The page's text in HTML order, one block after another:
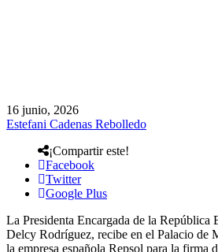
16 junio, 2026
Estefani Cadenas Rebolledo
¡Compartir este!
Facebook
Twitter
Google Plus
La Presidenta Encargada de la República
Delcy Rodríguez, recibe en el Palacio de
la empresa española Repsol para la firma